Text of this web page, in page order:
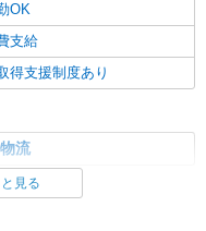
OK
支給
得支援制度あり
流
見る